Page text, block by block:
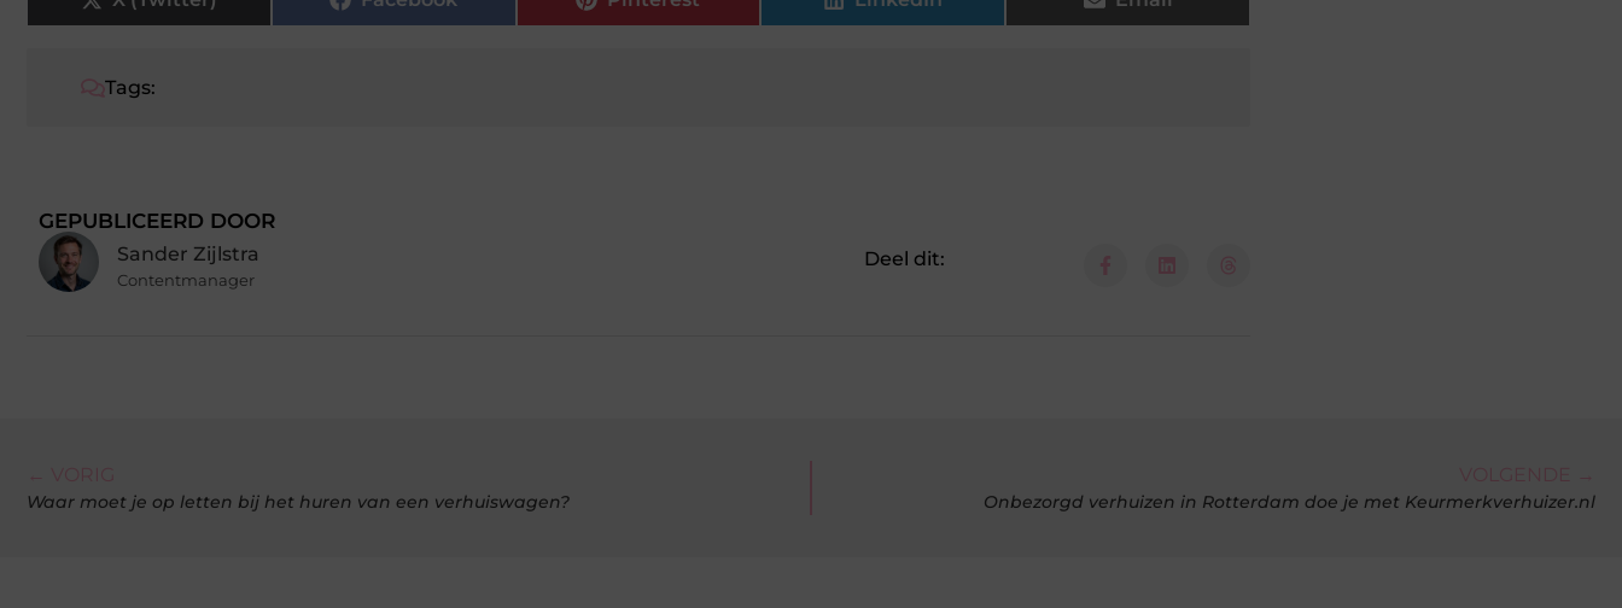
Tags:
GEPUBLICEERD DOOR
Sander Zijlstra
Contentmanager
Deel dit:
← VORIG
Waar moet je op letten bij het huren van een verhuiswagen?
VOLGENDE →
Onbezorgd verhuizen in Rotterdam doe je met Keurmerkverhuizer.nl